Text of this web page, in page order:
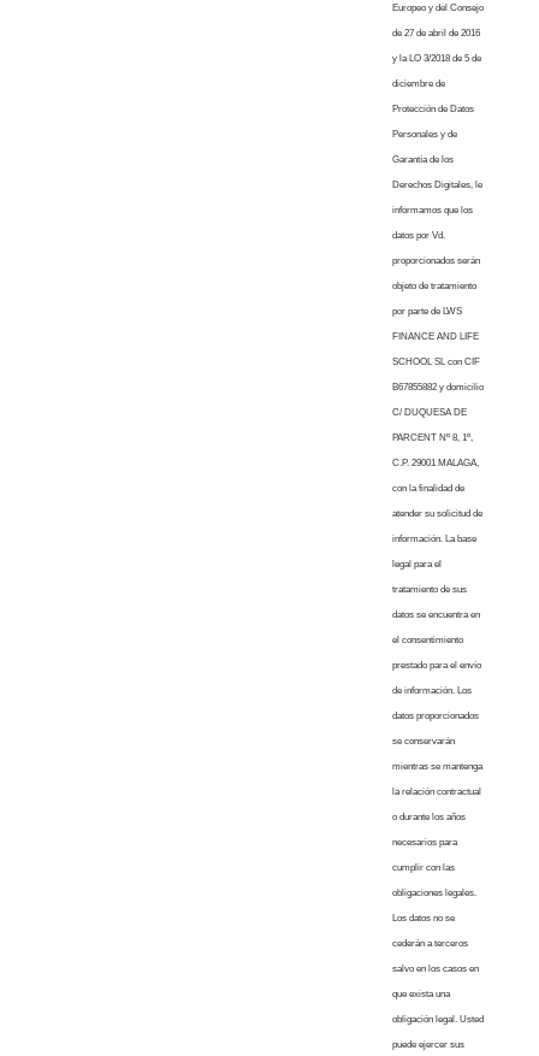
Europeo y del Consejo
de 27 de abril de 2016
y la LO 3/2018 de 5 de
diciembre de
Protección de Datos
Personales y de
Garantía de los
Derechos Digitales, le
informamos que los
datos por Vd.
proporcionados serán
objeto de tratamiento
por parte de LWS
FINANCE AND LIFE
SCHOOL SL con CIF
B67855882 y domicilio
C/ DUQUESA DE
PARCENT Nº 8, 1º,
C.P. 29001 MALAGA,
con la finalidad de
atender su solicitud de
información. La base
legal para el
tratamiento de sus
datos se encuentra en
el consentimiento
prestado para el envío
de información. Los
datos proporcionados
se conservarán
mientras se mantenga
la relación contractual
o durante los años
necesarios para
cumplir con las
obligaciones legales.
Los datos no se
cederán a terceros
salvo en los casos en
que exista una
obligación legal. Usted
puede ejercer sus